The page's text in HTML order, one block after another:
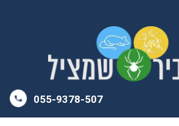
055-9378-507